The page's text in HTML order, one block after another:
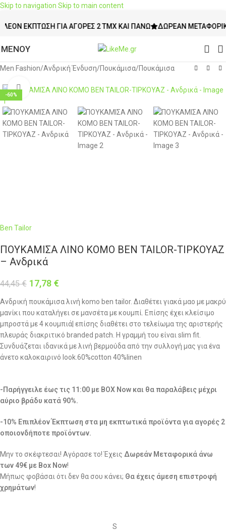
Skip to navigation Skip to main content
ΈΚΠΤΩΣΗ ΓΙΑ ΑΓΟΡΈΣ 2 ΤΜΧ ΚΑΙ ΠΆΝΩ ΔΩΡΕΆΝ ΜΕΤΑΦΟΡΙΚΆ
ΜΕΝΟΥ
Men Fashion/Ανδρική Ένδυση/Πουκάμισα/Πουκάμισα
-60%
Click to enlarge
Ben Tailor
ΠΟΥΚΑΜΙΣΑ ΛΙΝΟ KOMO BEN TAILOR-ΤΙΡΚΟΥΑΖ
– Ανδρικά
44,45€ 17,78 €
Ανδρική πουκάμισα λινή komo ben tailor. Διαθέτει γιακά μαο με μακρύ
μανίκι που καταλήγει σε μανσέτα με κουμπί. Επίσης έχει κλείσιμο
μπροστά με 4 κουμπιά| επίσης διαθέτει στο τελείωμα της αριστερής
πλευράς διακριτικό branded patch. Η γραμμή του είναι slim fit.
Συνδυάζεται ιδανικά με λινή βερμούδα από την συλλογή μας για ένα
άνετο καλοκαιρινό look.60%cotton 40%linen
-Παρήγγειλε έως τις 11:00 με BOX Now και θα παραλάβεις μέχρι
αύριο βράδυ κατά 90%.
-10% Επιπλέον Έκπτωση στα μη εκπτωτικά προϊόντα για αγορές 2
οποιονδήποτε προϊόντων.
Μην το σκέφτεσαι! Αγόρασε το! Έχεις Δωρεάν Μεταφορικά άνω
των 49€ με Box Now!
Μήπως φοβάσαι ότι δεν θα σου κάνει; Θα έχεις άμεση επιστροφή
χρημάτων!
S